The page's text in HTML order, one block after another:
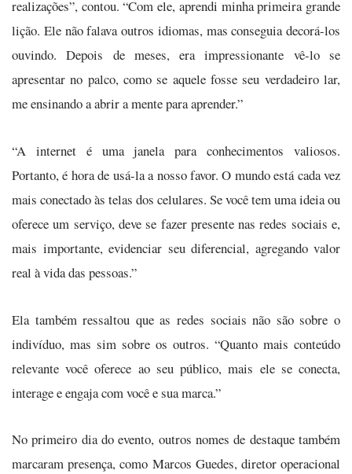
realizações”, contou. “Com ele, aprendi minha primeira grande
lição. Ele não falava outros idiomas, mas conseguia decorá-los
ouvindo. Depois de meses, era impressionante vê-lo se
apresentar no palco, como se aquele fosse seu verdadeiro lar,
me ensinando a abrir a mente para aprender.”
“A internet é uma janela para conhecimentos valiosos.
Portanto, é hora de usá-la a nosso favor. O mundo está cada vez
mais conectado às telas dos celulares. Se você tem uma ideia ou
oferece um serviço, deve se fazer presente nas redes sociais e,
mais importante, evidenciar seu diferencial, agregando valor
real à vida das pessoas.”
Ela também ressaltou que as redes sociais não são sobre o
indivíduo, mas sim sobre os outros. “Quanto mais conteúdo
relevante você oferece ao seu público, mais ele se conecta,
interage e engaja com você e sua marca.”
No primeiro dia do evento, outros nomes de destaque também
marcaram presença, como Marcos Guedes, diretor operacional